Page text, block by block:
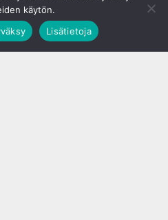
käytön.
Lisätietoja